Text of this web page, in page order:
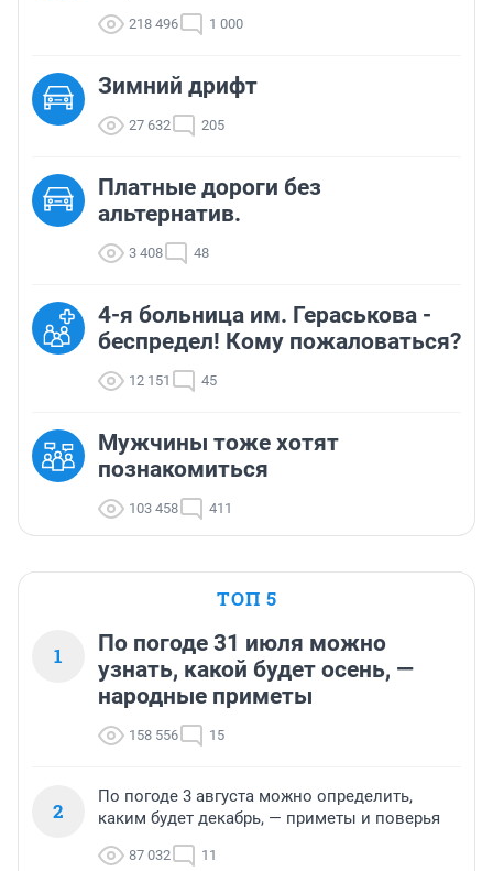
218 496 1 000
Зимний дрифт
27 632 205
Платные дороги без
альтернатив.
3 408 48
4-я больница им. Гераськова -
беспредел! Кому пожаловаться?
12 151 45
Мужчины тоже хотят
познакомиться
103 458 411
ТОП 5
1
По погоде 31 июля можно
узнать, какой будет осень, —
народные приметы
158 556 15
2
По погоде 3 августа можно определить,
каким будет декабрь, — приметы и поверья
87 032 11